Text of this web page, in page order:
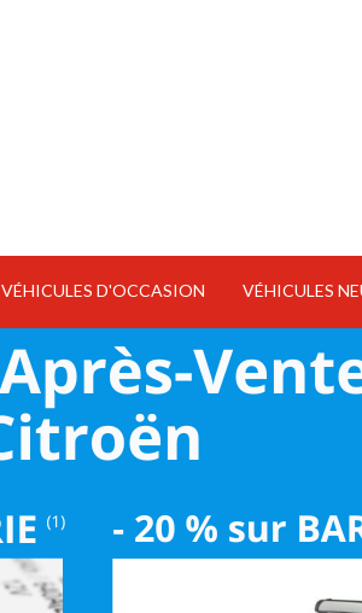
VÉHICULES D'OCCASION VÉHICULES